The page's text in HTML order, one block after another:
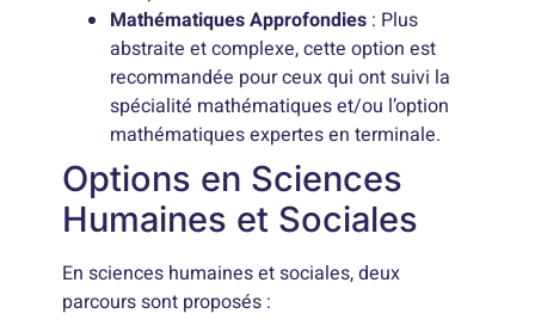
Mathématiques Approfondies : Plus
abstraite et complexe, cette option est
recommandée pour ceux qui ont suivi la
spécialité mathématiques et/ou l’option
mathématiques expertes en terminale.
Options en Sciences
Humaines et Sociales
En sciences humaines et sociales, deux
parcours sont proposés :